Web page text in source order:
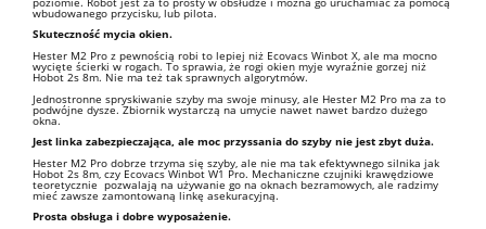
wbudowanego przycisku, lub pilota.
Skuteczność mycia okien.
Hester M2 Pro z pewnością robi to lepiej niż Ecovacs Winbot X, ale ma mocno
wycięte ścierki w rogach. To sprawia, że rogi okien myje wyraźnie gorzej niż
Hobot 2s 8m. Nie ma też tak sprawnych algorytmów.
Jednostronne spryskiwanie szyby ma swoje minusy, ale Hester M2 Pro ma za to
podwójne dysze. Zbiornik wystarczą na umycie nawet nawet bardzo dużego
okna.
Jest linka zabezpieczająca, ale moc przyssania do szyby nie jest zbyt duża.
Hester M2 Pro dobrze trzyma się szyby, ale nie ma tak efektywnego silnika jak
Hobot 2s 8m, czy Ecovacs Winbot W1 Pro. Mechaniczne czujniki krawędziowe
teoretycznie pozwalają na używanie go na oknach bezramowych, ale radzimy
mieć zawsze zamontowaną linkę asekuracyjną.
Prosta obsługa i dobre wyposażenie.